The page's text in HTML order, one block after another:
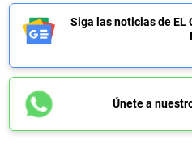
Siga las noticias de EL
Únete a